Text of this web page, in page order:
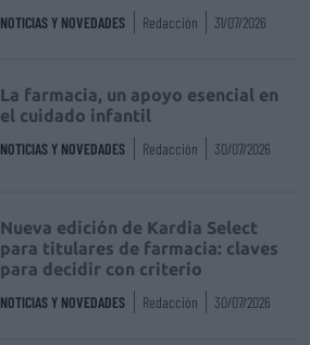
NOTICIAS Y NOVEDADES Redacción 31/07/2026
La farmacia, un apoyo esencial en
el cuidado infantil
NOTICIAS Y NOVEDADES Redacción 30/07/2026
Nueva edición de Kardia Select
para titulares de farmacia: claves
para decidir con criterio
NOTICIAS Y NOVEDADES Redacción 30/07/2026